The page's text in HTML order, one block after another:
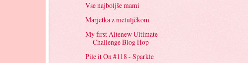
Vse najboljše mami
Marjetka z metuljčkom
My first Altenew Ultimate
Challenge Blog Hop
Pile it On #118 - Sparkle